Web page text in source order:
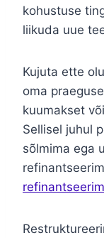
kohustuse
liikuda uue
Kujuta ette
oma
kuumakset
Sellisel juhul
sõlmima ega